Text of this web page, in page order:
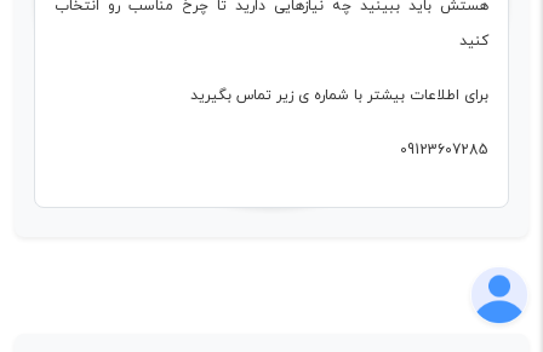
هستش باید ببینید چه نیازهایی دارید تا چرخ مناسب رو انتخاب
کنید
برای اطلاعات بیشتر با شماره ی زیر تماس بگیرید
09123607285